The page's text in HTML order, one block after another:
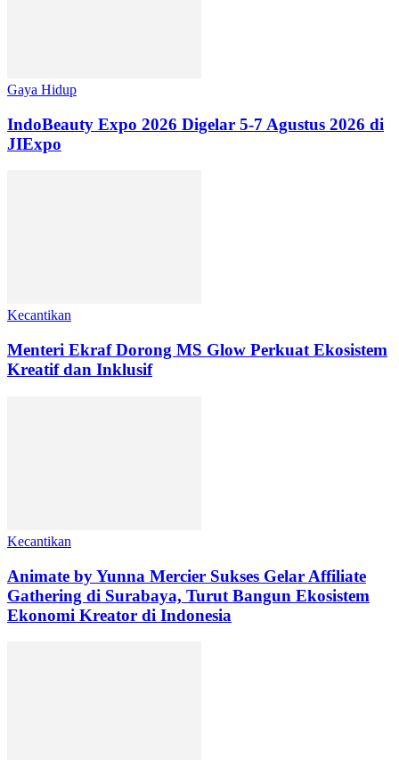
Gaya Hidup
IndoBeauty Expo 2026 Digelar 5-7 Agustus 2026 di
JIExpo
Kecantikan
Menteri Ekraf Dorong MS Glow Perkuat Ekosistem
Kreatif dan Inklusif
Kecantikan
Animate by Yunna Mercier Sukses Gelar Affiliate
Gathering di Surabaya, Turut Bangun Ekosistem
Ekonomi Kreator di Indonesia